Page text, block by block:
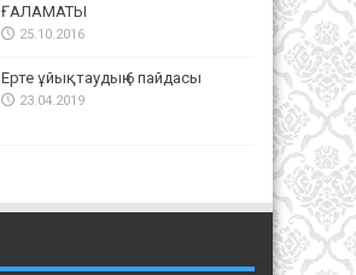
ҒАЛАМАТЫ
25.10.2016
Ерте ұйықтаудың 6 пайдасы
23.04.2019